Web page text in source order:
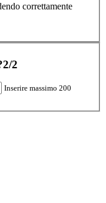
correttamente
2/2
Inserire massimo 200